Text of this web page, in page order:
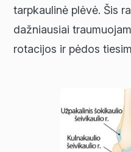
tarpkaulinė plėvė. Šis
dažniausiai
rotacijos ir pėdos